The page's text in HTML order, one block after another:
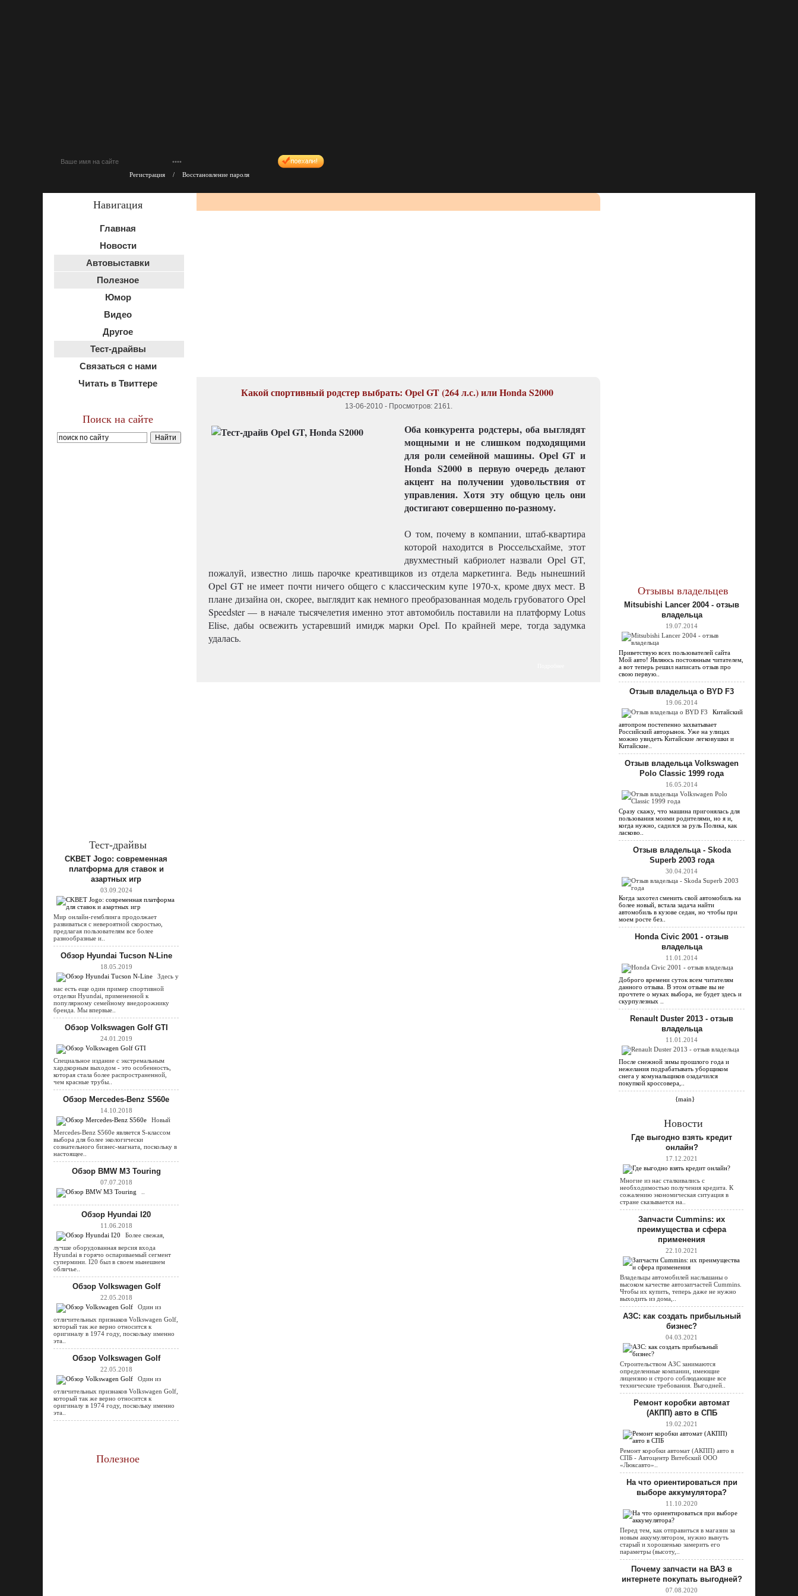
Регистрация / Восстановление пароля
Навигация
Главная
Новости
Автовыставки
Полезное
Юмор
Видео
Другое
Тест-драйвы
Связаться с нами
Читать в Твиттере
Поиск на сайте
Тест-драйвы
CKBET Jogo: современная
платформа для ставок и
азартных игр
03.09.2024
Мир онлайн-гемблинга продолжает
развиваться с невероятной скоростью,
предлагая пользователям все более
разнообразные и..
Обзор Hyundai Tucson N-Line
18.05.2019
Здесь у
нас есть еще один пример спортивной
отделки Hyundai, примененной к
популярному семейному внедорожнику
бренда. Мы впервые..
Обзор Volkswagen Golf GTI
24.01.2019
Специальное издание с экстремальным
хардкорным выходом - это особенность,
которая стала более распространенной,
чем красные трубы..
Обзор Mercedes-Benz S560e
14.10.2018
Новый
Mercedes-Benz S560e является S-классом
выбора для более экологически
сознательного бизнес-магната, поскольку в
настоящее..
Обзор BMW M3 Touring
07.07.2018
Обзор Hyundai I20
11.06.2018
Более свежая,
лучше оборудованная версия входа
Hyundai в горячо оспариваемый сегмент
супермини. I20 был в своем нынешнем
обличье..
Обзор Volkswagen Golf
22.05.2018
Один из
отличительных признаков Volkswagen Golf,
который так же верно относится к
оригиналу в 1974 году, поскольку именно
эта..
Обзор Volkswagen Golf
22.05.2018
Один из
отличительных признаков Volkswagen Golf,
который так же верно относится к
оригиналу в 1974 году, поскольку именно
эта..
Полезное
Какой спортивный родстер выбрать: Opel GT (264 л.с.) или Honda S2000
13-06-2010- Просмотров: 2161.
Оба конкурента родстеры, оба выглядят
мощными и не слишком подходящими
для роли семейной машины. Opel GT и
Honda S2000 в первую очередь делают
акцент на получении удовольствия от
управления. Хотя эту общую цель они
достигают совершенно по-разному.
О том, почему в компании, штаб-квартира
которой находится в Рюссельсхайме, этот
двухместный кабриолет назвали Opel GT,
пожалуй, известно лишь парочке креативщиков из отдела маркетинга. Ведь нынешний
Opel GT не имеет почти ничего общего с классическим купе 1970-х, кроме двух мест. В
плане дизайна он, скорее, выглядит как немного преобразованная модель грубоватого Opel
Speedster — в начале тысячелетия именно этот автомобиль поставили на платформу Lotus
Elise, дабы освежить устаревший имидж марки Opel. По крайней мере, тогда задумка
удалась.
Отзывы владельцев
Mitsubishi Lancer 2004 - отзыв
владельца
19.07.2014
Приветствую всех пользователей сайта
Мой авто! Являюсь постоянным читателем,
а вот теперь решил написать отзыв про
свою первую..
Отзыв владельца о BYD F3
19.06.2014
Китайский
автопром постепенно захватывает
Российский авторынок. Уже на улицах
можно увидеть Китайские легковушки и
Китайские..
Отзыв владельца Volkswagen
Polo Classic 1999 года
16.05.2014
Сразу скажу, что машина пригонялась для
пользования моими родителями, но я и,
когда нужно, садился за руль Полика, как
ласково..
Отзыв владельца - Skoda
Superb 2003 года
30.04.2014
Когда захотел сменить свой автомобиль на
более новый, встала задача найти
автомобиль в кузове седан, но чтобы при
моем росте без..
Honda Civic 2001 - отзыв
владельца
11.01.2014
Доброго времени суток всем читателям
данного отзыва. В этом отзыве вы не
прочтете о муках выбора, не будет здесь и
скурпулезных ..
Renault Duster 2013 - отзыв
владельца
11.01.2014
После снежной зимы прошлого года и
нежелания подрабатывать уборщиком
снега у комунальщиков озадачился
покупкой кроссовера,..
{main}
Новости
Где выгодно взять кредит
онлайн?
17.12.2021
Многие из нас сталкивались с
необходимостью получения кредита. К
сожалению экономическая ситуация в
стране сказывается на..
Запчасти Cummins: их
преимущества и сфера
применения
22.10.2021
Владельцы автомобилей наслышаны о
высоком качестве автозапчастей Cummins.
Чтобы их купить, теперь даже не нужно
выходить из дома,..
АЗС: как создать прибыльный
бизнес?
04.03.2021
Строительством АЗС занимаются
определенные компании, имеющие
лицензию и строго соблюдающие все
технические требования. Выгодней..
Ремонт коробки автомат
(АКПП) авто в СПБ
19.02.2021
Ремонт коробки автомат (АКПП) авто в
СПБ - Автоцентр Витебский ООО
«Люксавто»..
На что ориентироваться при
выборе аккумулятора?
11.10.2020
Перед тем, как отправиться в магазин за
новым аккумулятором, нужно вынуть
старый и хорошенько замерить его
параметры (высоту,..
Почему запчасти на ВАЗ в
интернете покупать выгодней?
07.08.2020